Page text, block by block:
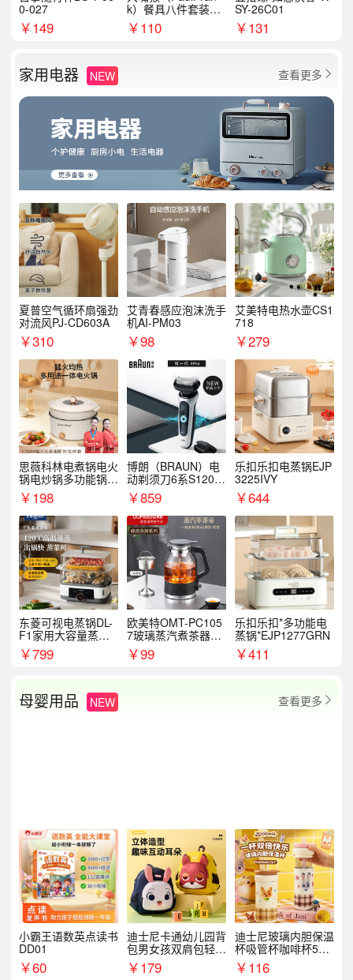
0-027
￥149
k）餐具八件套装HC
T6007
￥110
SY-26C01
￥131
家用电器 NEW 查看更多 
夏普空气循环扇强劲
对流风PJ-CD603A
￥310
艾青春感应泡沫洗手
机AI-PM03
￥98
艾美特电热水壶CS1
718
￥279
思薇科林电煮锅电火
锅电炒锅多功能锅电
热锅泡面小电锅
￥198
博朗（BRAUN）电
动剃须刀6系S1200
S￥859
乐扣乐扣电蒸锅EJP
3225IVY
￥644
东菱可视电蒸锅DL-
F1家用大容量蒸炖
锅
￥799
欧美特OMT-PC105
7玻璃蒸汽煮茶器黑
茶泡茶具茶壶花茶壶
￥99
乐扣乐扣*多功能电
蒸锅*EJP1277GRN
￥411
母婴用品 NEW 查看更多 
小霸王语数英点读书
DD01
￥60
迪士尼卡通幼儿园背
包男女孩双肩包轻便
可爱小背包B20107
￥179
迪士尼玻璃内胆保温
杯吸管杯咖啡杯530
MLH15135
￥116